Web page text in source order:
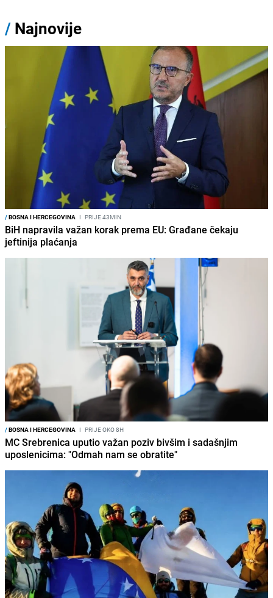
/ Najnovije
/BOSNA I HERCEGOVINA I PRIJE 43MIN
BiH napravila važan korak prema EU: Građane čekaju
jeftinija plaćanja
/BOSNA I HERCEGOVINA I PRIJE OKO 8H
MC Srebrenica uputio važan poziv bivšim i sadašnjim
uposlenicima: "Odmah nam se obratite"